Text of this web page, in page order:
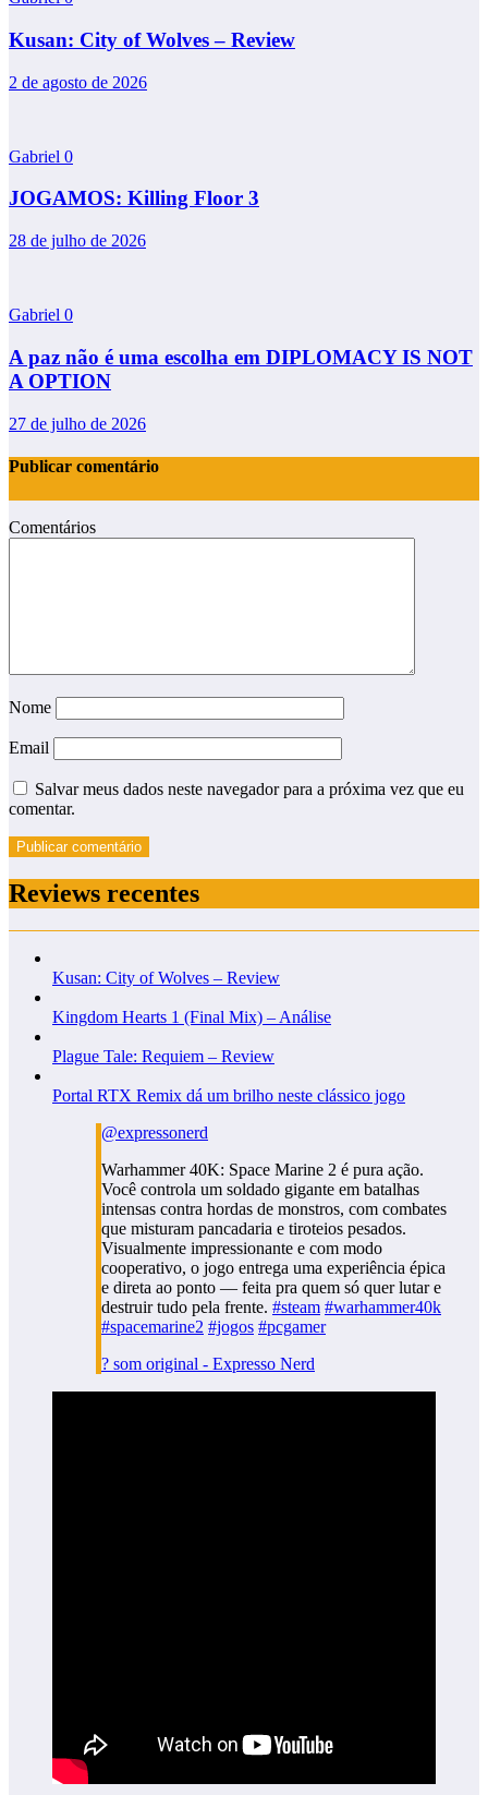
Kusan: City of Wolves – Review
2 de agosto de 2026
Gabriel 0
JOGAMOS: Killing Floor 3
28 de julho de 2026
Gabriel 0
A paz não é uma escolha em DIPLOMACY IS NOT
A OPTION
27 de julho de 2026
Publicar comentário
Comentários
Nome
Email
Salvar meus dados neste navegador para a próxima vez que eu
comentar.
Reviews recentes
Kusan: City of Wolves – Review
Kingdom Hearts 1 (Final Mix) – Análise
Plague Tale: Requiem – Review
Portal RTX Remix dá um brilho neste clássico jogo
@expressonerd
Warhammer 40K: Space Marine 2 é pura ação.
Você controla um soldado gigante em batalhas
intensas contra hordas de monstros, com combates
que misturam pancadaria e tiroteios pesados.
Visualmente impressionante e com modo
cooperativo, o jogo entrega uma experiência épica
e direta ao ponto — feita pra quem só quer lutar e
destruir tudo pela frente. #steam #warhammer40k
#spacemarine2 #jogos #pcgamer
? som original - Expresso Nerd